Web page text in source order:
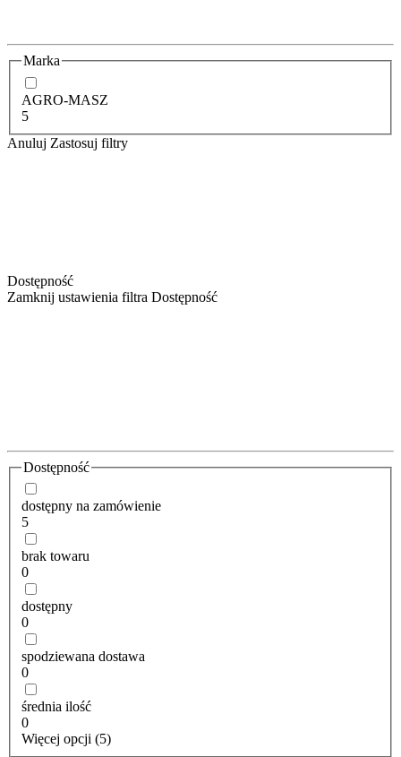
Marka
AGRO-MASZ
5
Anuluj Zastosuj filtry
Dostępność
Zamknij ustawienia filtra Dostępność
Dostępność
dostępny na zamówienie
5
brak towaru
0
dostępny
0
spodziewana dostawa
0
średnia ilość
0
Więcej opcji (5)